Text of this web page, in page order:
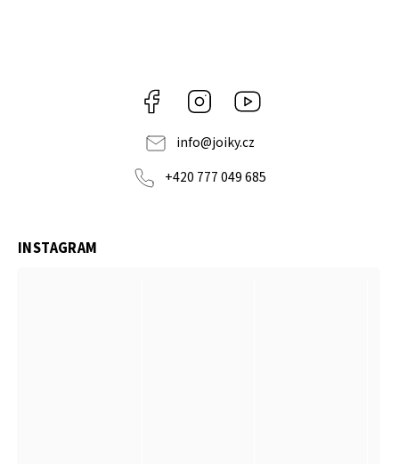
Facebook Instagram
info@joiky.cz
+420 777 049 685
INSTAGRAM